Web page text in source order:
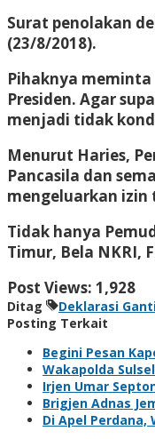
Surat penolakan
(23/8/2018).
Pihaknya
Presiden. Agar
menjadi tidak
Menurut Haries,
Pancasila dan
mengeluarkan izin
Tidak hanya
Timur, Bela NKRI,
Post Views: 1,928
Ditag Deklarasi
Posting Terkait
Begini Pesan
Wakapolda
Irjen Umar
Brigjen Adnas
Di Apel Perdana,